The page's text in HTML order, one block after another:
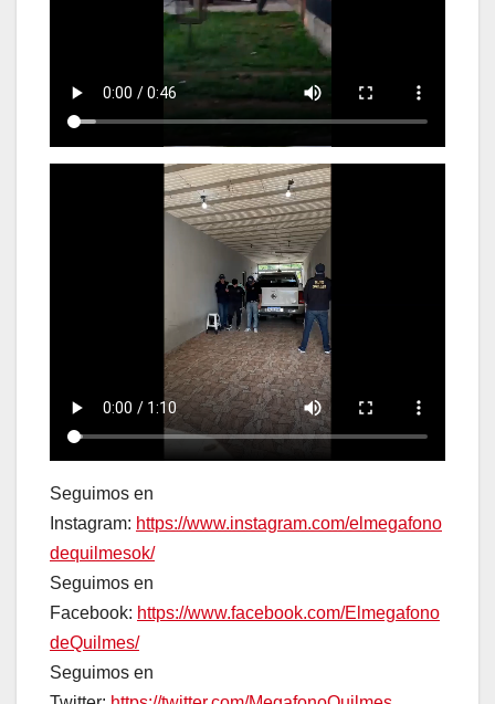
Seguimos en
Instagram: https://www.instagram.com/elmegafono
dequilmesok/
Seguimos en
Facebook: https://www.facebook.com/Elmegafono
deQuilmes/
Seguimos en